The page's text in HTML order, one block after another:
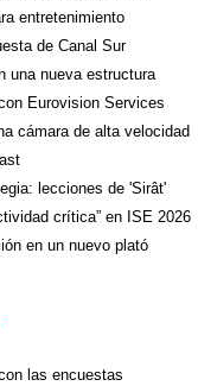
entretenimiento
de Canal Sur
una nueva estructura
Eurovision Services
cámara de alta velocidad
lecciones de 'Sirât'
crítica” en ISE 2026
en un nuevo plató
las encuestas